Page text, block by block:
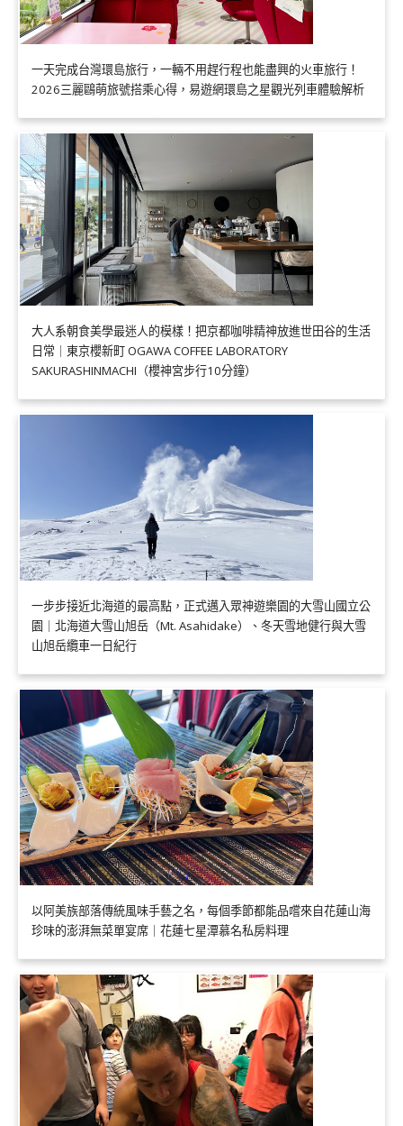
一天完成台灣環島旅行，一輛不用趕行程也能盡興的火車旅行！
2026三麗鷗萌旅號搭乘心得，易遊網環島之星觀光列車體驗解析
大人系朝食美學最迷人的模樣！把京都咖啡精神放進世田谷的生活
日常｜東京櫻新町 OGAWA COFFEE LABORATORY
SAKURASHINMACHI（櫻神宮步行10分鐘）
一步步接近北海道的最高點，正式邁入眾神遊樂園的大雪山國立公
園｜北海道大雪山旭岳（Mt. Asahidake）、冬天雪地健行與大雪
山旭岳纜車一日紀行
以阿美族部落傳統風味手藝之名，每個季節都能品嚐來自花蓮山海
珍味的澎湃無菜單宴席｜花蓮七星潭慕名私房料理